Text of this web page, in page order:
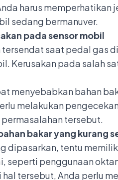
harus memperhatikan
sedang bermanuver.
pada sensor mobil
saat pedal gas
Kerusakan pada salah
menyebabkan bahan
melakukan
tersebut.
bakar yang kurang
dipasarkan, tentu
seperti penggunaan
tersebut, Anda perlu